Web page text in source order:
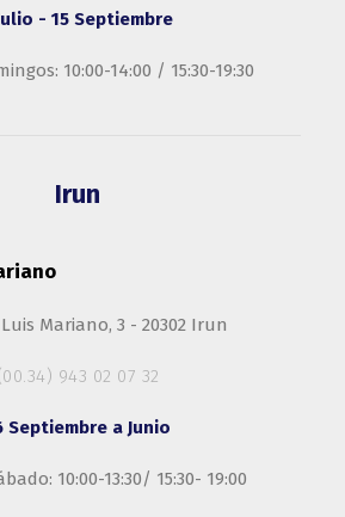
- 15 Septiembre
10:00-14:00 / 15:30-19:30
Irun
Mariano, 3 - 20302 Irun
943 02 07 32
Septiembre a Junio
10:00-13:30/ 15:30- 19:00